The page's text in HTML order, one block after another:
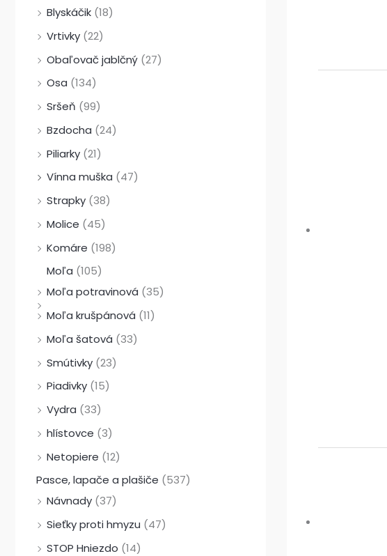
Blyskáčik (18)
Vrtivky (22)
Obaľovač jablčný (27)
Osa (134)
Sršeň (99)
Bzdocha (24)
Piliarky (21)
Vínna muška (47)
Strapky (38)
Molice (45)
Komáre (198)
Moľa (105)
Moľa potravinová (35)
Moľa krušpánová (11)
Moľa šatová (33)
Smútivky (23)
Piadivky (15)
Vydra (33)
hlístovce (3)
Netopiere (12)
Pasce, lapače a plašiče (537)
Návnady (37)
Sieťky proti hmyzu (47)
STOP Hniezdo (14)